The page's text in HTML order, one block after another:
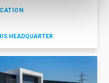
HEADQUARTER